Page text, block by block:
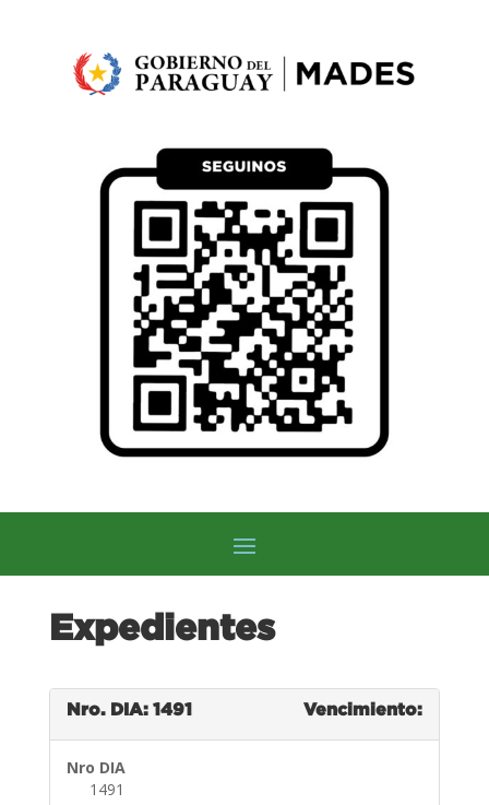
Expedientes
Nro. DIA: 1491 Vencimiento:
Nro DIA
1491